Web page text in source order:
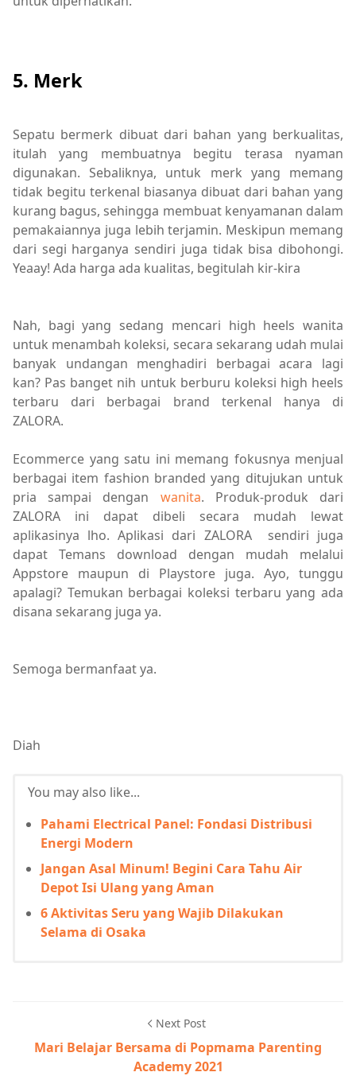
5. Merk
Sepatu bermerk dibuat dari bahan yang berkualitas,
itulah yang membuatnya begitu terasa nyaman
digunakan. Sebaliknya, untuk merk yang memang
tidak begitu terkenal biasanya dibuat dari bahan yang
kurang bagus, sehingga membuat kenyamanan dalam
pemakaiannya juga lebih terjamin. Meskipun memang
dari segi harganya sendiri juga tidak bisa dibohongi.
Yeaay! Ada harga ada kualitas, begitulah kir-kira
Nah, bagi yang sedang mencari high heels wanita
untuk menambah koleksi, secara sekarang udah mulai
banyak undangan menghadiri berbagai acara lagi
kan? Pas banget nih untuk berburu koleksi high heels
terbaru dari berbagai brand terkenal hanya di
ZALORA.
Ecommerce yang satu ini memang fokusnya menjual
berbagai item fashion branded yang ditujukan untuk
pria sampai dengan wanita. Produk-produk dari
ZALORA ini dapat dibeli secara mudah lewat
aplikasinya lho. Aplikasi dari ZALORA sendiri juga
dapat Temans download dengan mudah melalui
Appstore maupun di Playstore juga. Ayo, tunggu
apalagi? Temukan berbagai koleksi terbaru yang ada
disana sekarang juga ya.
Semoga bermanfaat ya.
Diah
You may also like...
Pahami Electrical Panel: Fondasi Distribusi
Energi Modern
Jangan Asal Minum! Begini Cara Tahu Air
Depot Isi Ulang yang Aman
6 Aktivitas Seru yang Wajib Dilakukan
Selama di Osaka
Next Post
Mari Belajar Bersama di Popmama Parenting
Academy 2021